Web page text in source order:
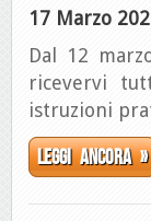
17 Marzo
Dal 12
ricevervi
istruzioni
Leggi ancora »